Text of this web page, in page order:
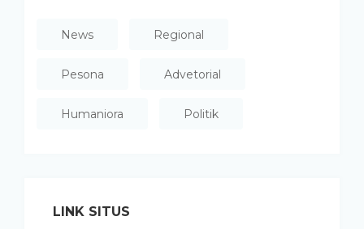
News Regional
Pesona Advetorial
Humaniora Politik
LINK SITUS